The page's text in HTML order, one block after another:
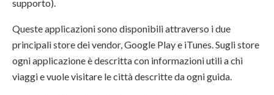
supporto).
Queste applicazioni sono disponibili attraverso i due
principali store dei vendor, Google Play e iTunes. Sugli store
ogni applicazione è descritta con informazioni utili a chi
viaggi e vuole visitare le città descritte da ogni guida.